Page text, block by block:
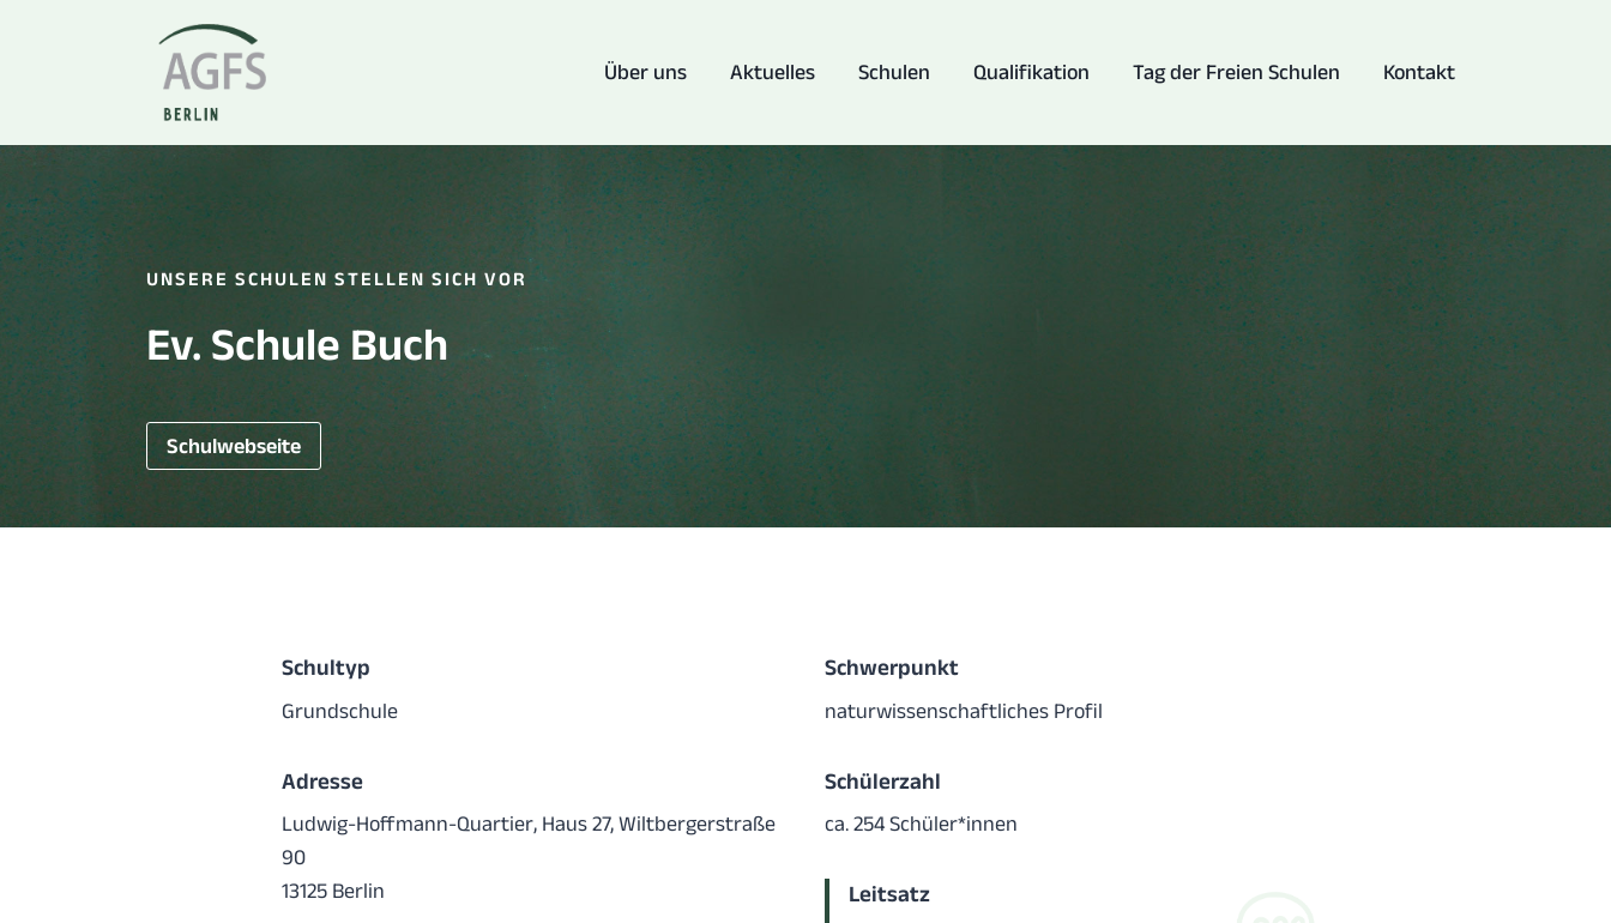
Über uns Aktuelles Schulen Qualifikation Tag der Freien Schulen Kontakt
UNSERE SCHULEN STELLEN SICH VOR
Ev. Schule Buch
Schulwebseite
Schultyp
Grundschule
Adresse
Ludwig-Hoffmann-Quartier, Haus 27, Wiltbergerstraße
90
13125 Berlin
Schwerpunkt
naturwissenschaftliches Profil
Schülerzahl
ca. 254 Schüler*innen
Leitsatz